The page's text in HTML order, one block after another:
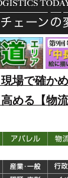
場で確か
める【物